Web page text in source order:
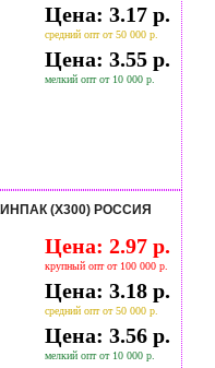
Цена: 3.17 р.
средний опт от 50 000 р.
Цена: 3.55 р.
мелкий опт от 10 000 р.
(Х300) РОССИЯ
Цена: 2.97 р.
крупный опт от 100 000 р.
Цена: 3.18 р.
средний опт от 50 000 р.
Цена: 3.56 р.
мелкий опт от 10 000 р.